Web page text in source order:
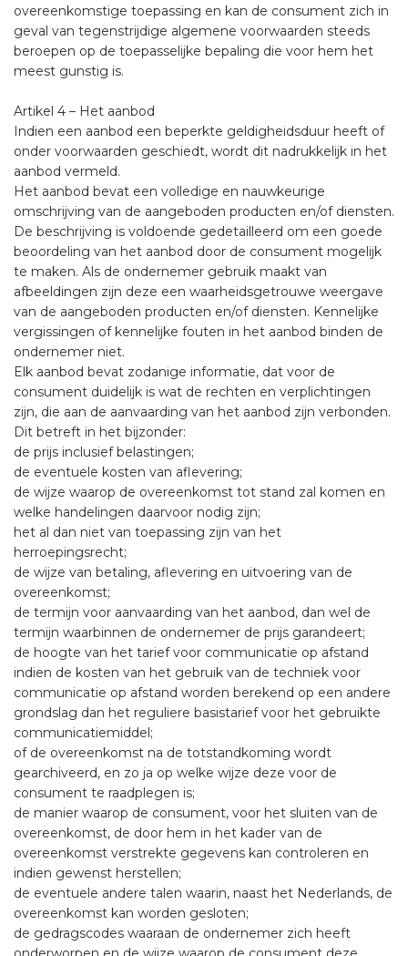
overeenkomstige toepassing en kan de consument zich in
geval van tegenstrijdige algemene voorwaarden steeds
beroepen op de toepasselijke bepaling die voor hem het
meest gunstig is.
Artikel 4 – Het aanbod
Indien een aanbod een beperkte geldigheidsduur heeft of
onder voorwaarden geschiedt, wordt dit nadrukkelijk in het
aanbod vermeld.
Het aanbod bevat een volledige en nauwkeurige
omschrijving van de aangeboden producten en/of diensten.
De beschrijving is voldoende gedetailleerd om een goede
beoordeling van het aanbod door de consument mogelijk
te maken. Als de ondernemer gebruik maakt van
afbeeldingen zijn deze een waarheidsgetrouwe weergave
van de aangeboden producten en/of diensten. Kennelijke
vergissingen of kennelijke fouten in het aanbod binden de
ondernemer niet.
Elk aanbod bevat zodanige informatie, dat voor de
consument duidelijk is wat de rechten en verplichtingen
zijn, die aan de aanvaarding van het aanbod zijn verbonden.
Dit betreft in het bijzonder:
de prijs inclusief belastingen;
de eventuele kosten van aflevering;
de wijze waarop de overeenkomst tot stand zal komen en
welke handelingen daarvoor nodig zijn;
het al dan niet van toepassing zijn van het
herroepingsrecht;
de wijze van betaling, aflevering en uitvoering van de
overeenkomst;
de termijn voor aanvaarding van het aanbod, dan wel de
termijn waarbinnen de ondernemer de prijs garandeert;
de hoogte van het tarief voor communicatie op afstand
indien de kosten van het gebruik van de techniek voor
communicatie op afstand worden berekend op een andere
grondslag dan het reguliere basistarief voor het gebruikte
communicatiemiddel;
of de overeenkomst na de totstandkoming wordt
gearchiveerd, en zo ja op welke wijze deze voor de
consument te raadplegen is;
de manier waarop de consument, voor het sluiten van de
overeenkomst, de door hem in het kader van de
overeenkomst verstrekte gegevens kan controleren en
indien gewenst herstellen;
de eventuele andere talen waarin, naast het Nederlands, de
overeenkomst kan worden gesloten;
de gedragscodes waaraan de ondernemer zich heeft